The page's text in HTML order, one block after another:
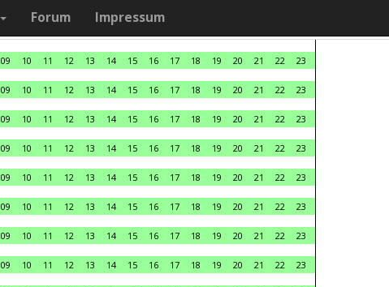
Forum Impressum
09 10 11 12 13 14 15 16 17 18 19 20 21 22
23
09 10 11 12 13 14 15 16 17 18 19 20 21 22
23
09 10 11 12 13 14 15 16 17 18 19 20 21 22
23
09 10 11 12 13 14 15 16 17 18 19 20 21 22
23
09 10 11 12 13 14 15 16 17 18 19 20 21 22
23
09 10 11 12 13 14 15 16 17 18 19 20 21 22
23
09 10 11 12 13 14 15 16 17 18 19 20 21 22
23
09 10 11 12 13 14 15 16 17 18 19 20 21 22
23